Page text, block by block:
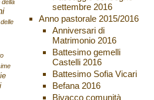
della
settembre 2016
Anno pastorale 2015/2016
Anniversari di
Matrimonio 2016
Battesimo gemelli
Castelli 2016
Battesimo Sofia Vicari
Befana 2016
Bivacco comunità